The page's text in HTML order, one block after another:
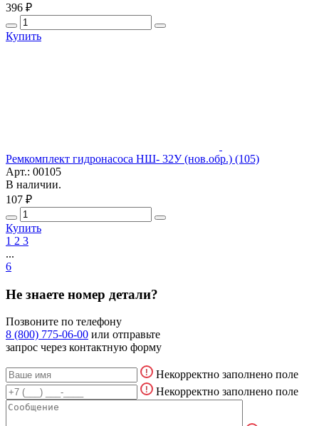
396 ₽
Купить
Ремкомплект гидронасоса НШ- 32У (нов.обр.) (105)
Арт.: 00105
В наличии.
107 ₽
Купить
1 2 3
...
6
Не знаете номер детали?
Позвоните по телефону
8 (800) 775-06-00 или отправьте
запрос через контактную форму
Некорректно заполнено поле
Некорректно заполнено поле